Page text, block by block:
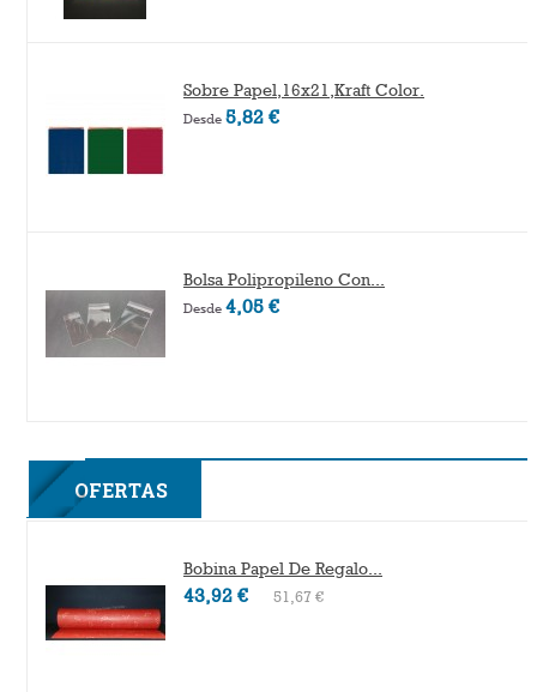
Sobre Papel,16x21,Kraft Color.
Desde 5,82 €
Bolsa Polipropileno Con...
Desde 4,05 €
2F
OFERTAS
Bobina Papel De Regalo...
43,92 € 51,67 €